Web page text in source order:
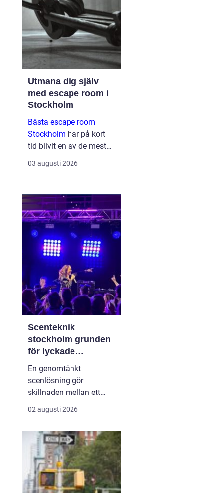
Utmana dig själv
med escape room i
Stockholm
Bästa escape room
Stockholm har på kort
tid blivit en av de mest
omtyckta aktiviteterna
för vänner, familjer och
något annor...
03 augusti 2026
Scenteknik
stockholm grunden
för lyckade
evenemang
En genomtänkt
scenlösning gör
skillnaden mellan ett
evenemang som känns
trevande och ett som
publiken. När ljud, ljus,
bild och scenbyggnation
samspelar skapas fokus,
energi och trygghet både
för publiken och för dem
02 augusti 2026